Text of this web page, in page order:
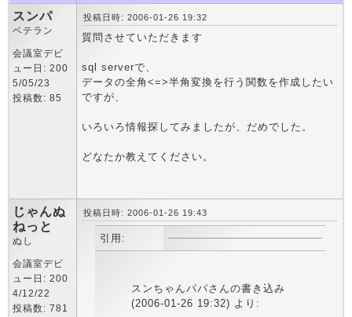
スンパ
ベテラン
会議室デビ
ュー日: 200
5/05/23
投稿数: 85
投稿日時: 2006-01-26 19:32
質問させていただきます
sql serverで、
データの全角<=>半角変換を行う関数を作成したい
ですが、
いろいろ情報探してみましたが、だめでした。
どなたか教えてください。
じゃんぬ
ねっと
ぬし
会議室デビ
ュー日: 200
4/12/22
投稿数: 781
投稿日時: 2006-01-26 19:43
引用:
スンちゃんパパさんの書き込み
(2006-01-26 19:32) より: